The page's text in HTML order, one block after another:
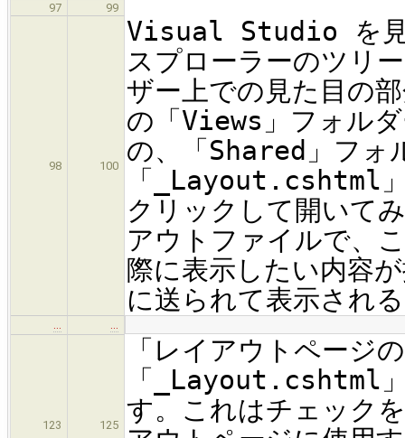
97 99
98 100
Visual Studio を見
スプローラーのツリ
ザー上での見た目の
の「Views」フォル
の、「Shared」フォ
「_Layout.cshtml
クリックして開いて
アウトファイルで、
際に表示したい内容
に送られて表示され
… …
123 125
「レイアウトページ
「_Layout.cshtml
す。これはチェック